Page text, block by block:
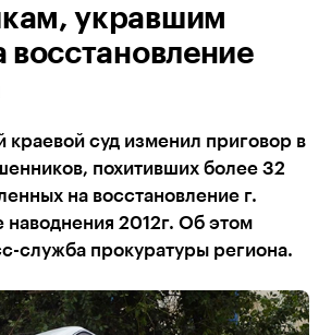
укравшим
восстановление
краевой суд изменил приговор в
похитивших более 32
на восстановление г.
наводнения 2012г. Об этом
служба прокуратуры региона.